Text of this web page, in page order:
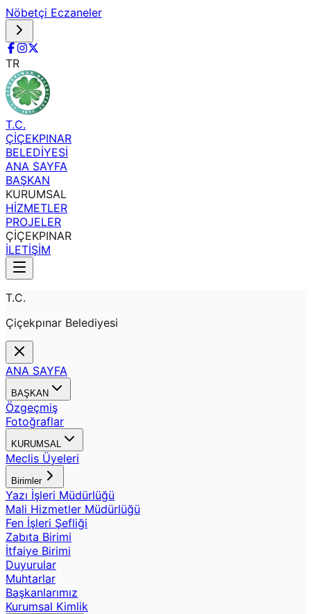
Nöbetçi Eczaneler
TR
T.C.
ÇİÇEKPINAR
BELEDİYESİ
ANA SAYFA
BAŞKAN
KURUMSAL
HİZMETLER
PROJELER
ÇİÇEKPINAR
İLETİŞİM
T.C.
Çiçekpınar Belediyesi
ANA SAYFA
BAŞKAN
Özgeçmiş
Fotoğraflar
KURUMSAL
Meclis Üyeleri
Birimler
Yazı İşleri Müdürlüğü
Mali Hizmetler Müdürlüğü
Fen İşleri Şefliği
Zabıta Birimi
İtfaiye Birimi
Duyurular
Muhtarlar
Başkanlarımız
Kurumsal Kimlik